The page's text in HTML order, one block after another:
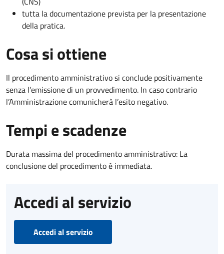
tutta la documentazione prevista per la presentazione
della pratica.
Cosa si ottiene
Il procedimento amministrativo si conclude positivamente
senza l’emissione di un provvedimento. In caso contrario
l’Amministrazione comunicherà l’esito negativo.
Tempi e scadenze
Durata massima del procedimento amministrativo: La
conclusione del procedimento è immediata.
Accedi al servizio
Accedi al servizio